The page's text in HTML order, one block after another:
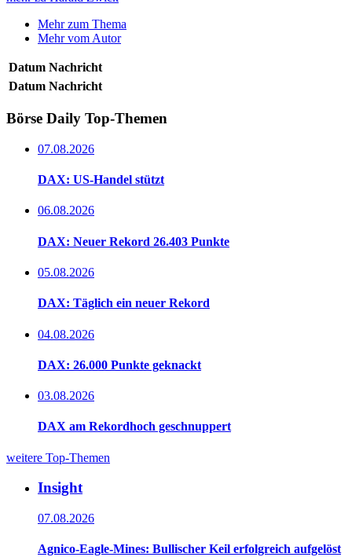
Mehr zum Thema
Mehr vom Autor
Datum Nachricht
Datum Nachricht
Börse Daily Top-Themen
07.08.2026
DAX: US-Handel stützt
06.08.2026
DAX: Neuer Rekord 26.403 Punkte
05.08.2026
DAX: Täglich ein neuer Rekord
04.08.2026
DAX: 26.000 Punkte geknackt
03.08.2026
DAX am Rekordhoch geschnuppert
weitere Top-Themen
Insight
07.08.2026
Agnico-Eagle-Mines: Bullischer Keil erfolgreich aufgelöst